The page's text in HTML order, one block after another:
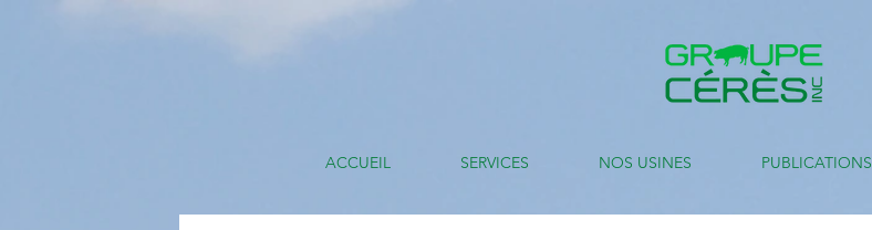
ACCUEIL SERVICES NOS USINES PUBLICATIONS